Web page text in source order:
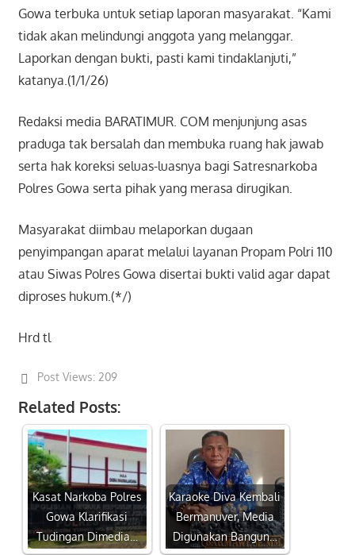
Gowa terbuka untuk setiap laporan masyarakat. “Kami
tidak akan melindungi anggota yang melanggar.
Laporkan dengan bukti, pasti kami tindaklanjuti,”
katanya.(1/1/26)
Redaksi media BARATIMUR. COM menjunjung asas
praduga tak bersalah dan membuka ruang hak jawab
serta hak koreksi seluas-luasnya bagi Satresnarkoba
Polres Gowa serta pihak yang merasa dirugikan.
Masyarakat diimbau melaporkan dugaan
penyimpangan aparat melalui layanan Propam Polri 110
atau Siwas Polres Gowa disertai bukti valid agar dapat
diproses hukum.(*/)
Hrd tl
Post Views: 209
Related Posts:
Kasat Narkoba Polres
Gowa Klarifikasi
Tudingan Dimedia…
Karaoke Diva Kembali
Bermanuver, Media
Digunakan Bangun…